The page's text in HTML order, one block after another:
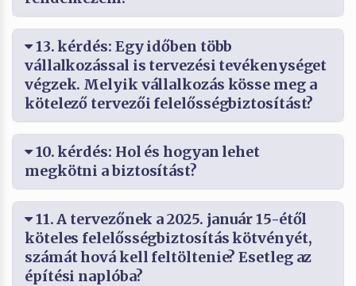
13. kérdés: Egy időben több
vállalkozással is tervezési tevékenységet
végzek. Melyik vállalkozás kösse meg a
kötelező tervezői felelősségbiztosítást?
10. kérdés: Hol és hogyan lehet
megkötni a biztosítást?
11. A tervezőnek a 2025. január 15-étől
köteles felelősségbiztosítás kötvényét,
számát hová kell feltöltenie? Esetleg az
építési naplóba?